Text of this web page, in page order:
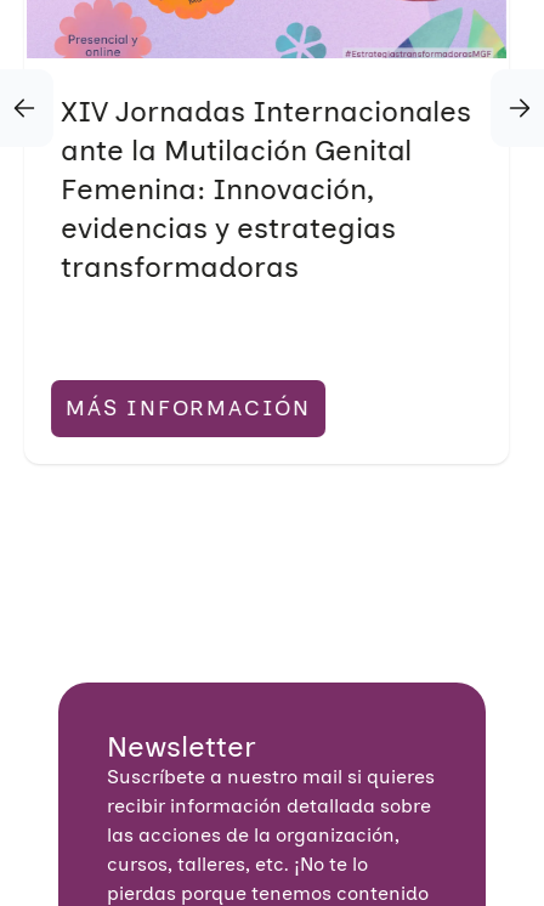
XIV Jornadas Internacionales
ante la Mutilación Genital
Femenina: Innovación,
evidencias y estrategias
transformadoras
MÁS INFORMACIÓN
Newsletter
Suscríbete a nuestro mail si quieres
recibir información detallada sobre
las acciones de la organización,
cursos, talleres, etc. ¡No te lo
pierdas porque tenemos contenido